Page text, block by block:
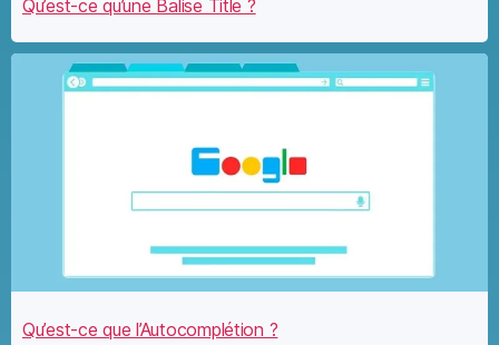
Qu’est-ce qu’une Balise Title ?
Qu’est-ce que l’Autocomplétion ?